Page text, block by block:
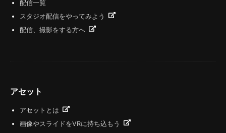
配信一覧
スタジオ配信をやってみよう
配信、撮影をする方へ
アセット
アセットとは
画像やスライドをVRに持ち込もう